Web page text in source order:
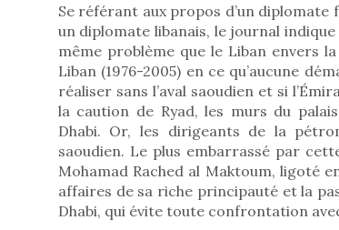
Se référant aux propos d’un diplomate
un diplomate libanais, le journal
même problème que le Liban envers
Liban (1976-2005) en ce qu’aucune
réaliser sans l’aval saoudien et si
la caution de Ryad, les murs du
Dhabi. Or, les dirigeants de la
saoudien. Le plus embarrassé par
Mohamad Rached al Maktoum, ligoté
affaires de sa riche principauté et la
Dhabi, qui évite toute confrontation